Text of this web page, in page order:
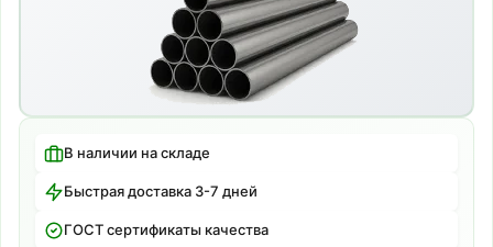
В наличии на складе
Быстрая доставка 3-7 дней
ГОСТ сертификаты качества